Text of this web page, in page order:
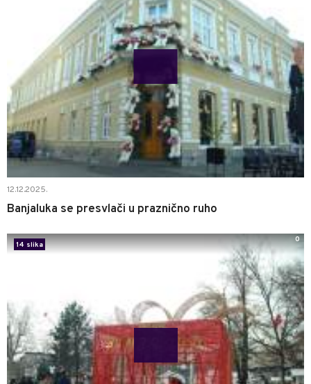
12.12.2025.
Banjaluka se presvlači u praznično ruho
14 slika
0